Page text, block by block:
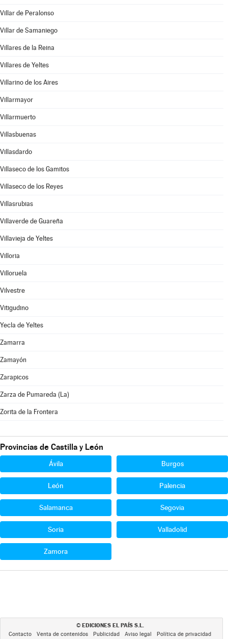
Villar de Peralonso
Villar de Samaniego
Villares de la Reina
Villares de Yeltes
Villarino de los Aires
Villarmayor
Villarmuerto
Villasbuenas
Villasdardo
Villaseco de los Gamitos
Villaseco de los Reyes
Villasrubias
Villaverde de Guareña
Villavieja de Yeltes
Villoria
Villoruela
Vilvestre
Vitigudino
Yecla de Yeltes
Zamarra
Zamayón
Zarapicos
Zarza de Pumareda (La)
Zorita de la Frontera
Provincias de Castilla y León
Ávila Burgos
León Palencia
Salamanca Segovia
Soria Valladolid
Zamora
© EDICIONES EL PAÍS S.L.
Contacto Venta de contenidos Publicidad Aviso legal Política de privacidad